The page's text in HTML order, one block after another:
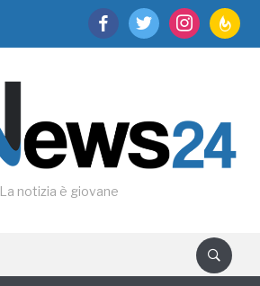
facebooktwitter instagram
La notizia è giovane